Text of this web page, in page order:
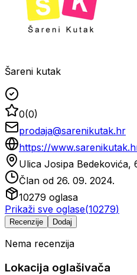
Šareni kutak
0(0)
prodaja@sarenikutak.hr
https://
Ulica Josipa Bedekovića,
Član od 26. 09. 2024.
10279 oglasa
Prikaži sve oglase(10279)
Recenzije Dodaj
Nema recenzija
Lokacija oglašivača